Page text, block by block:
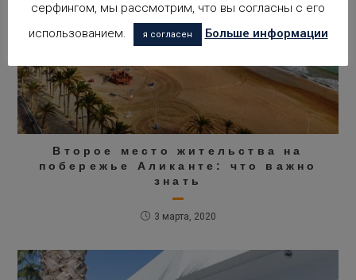
Второе место жительства на
побережье Аликанте: что важно
знать
3 марта, 2020
серфингом, мы рассмотрим, что вы согласны с его
использованием.
я согласен Больше информации